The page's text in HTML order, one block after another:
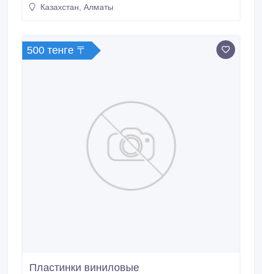
Казахстан, Алматы
500 тенге 〒
Пластинки виниловые